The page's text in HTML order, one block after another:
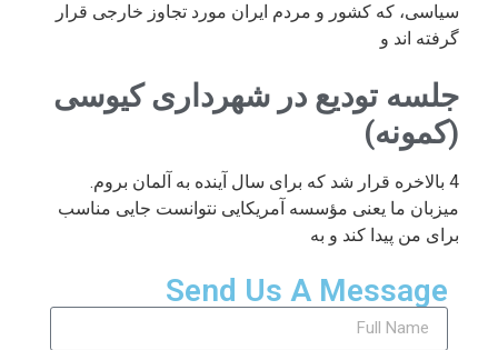
سیاسی، که کشور و مردم ایران مورد تجاوز خارجی قرار
گرفته اند و
جلسه تودیع در شهرداری کیوسی
(کمونه)
4 بالاخره قرار شد که برای سال آینده به آلمان بروم.
میزبان ما یعنی مؤسسه آمریکایی نتوانست جایی مناسب
برای من پیدا کند و به
Send Us A Message